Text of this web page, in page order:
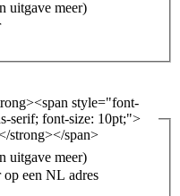
uitgave meer)
style="font-
serif; font-size: 10pt;">
strong></span>
uitgave meer)
op een NL adres